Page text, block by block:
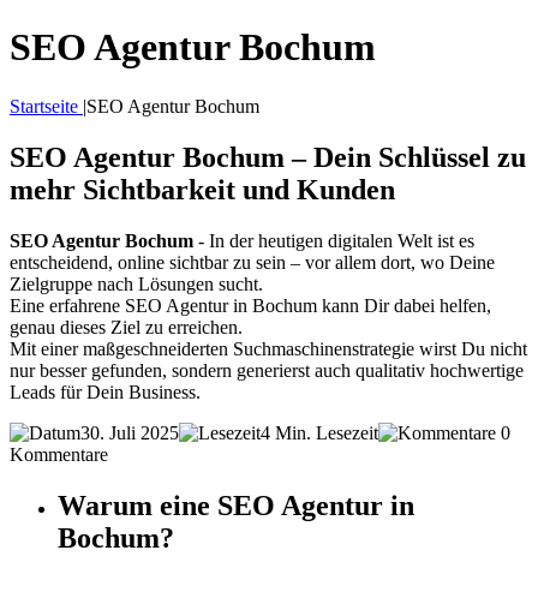
SEO Agentur Bochum
Startseite |SEO Agentur Bochum
SEO Agentur Bochum – Dein Schlüssel zu
mehr Sichtbarkeit und Kunden
SEO Agentur Bochum - In der heutigen digitalen Welt ist es
entscheidend, online sichtbar zu sein – vor allem dort, wo Deine
Zielgruppe nach Lösungen sucht.
Eine erfahrene SEO Agentur in Bochum kann Dir dabei helfen,
genau dieses Ziel zu erreichen.
Mit einer maßgeschneiderten Suchmaschinenstrategie wirst Du nicht
nur besser gefunden, sondern generierst auch qualitativ hochwertige
Leads für Dein Business.
30. Juli 2025
4 Min. Lesezeit
0
Kommentare
Warum eine SEO Agentur in
Bochum?